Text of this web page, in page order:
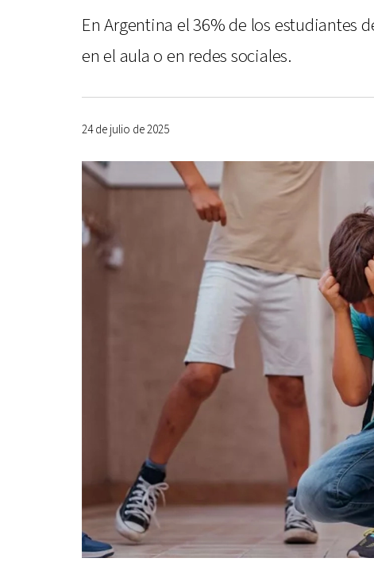
En Argentina el 36% de los estudiantes
en el aula o en redes sociales.
24 de julio de 2025